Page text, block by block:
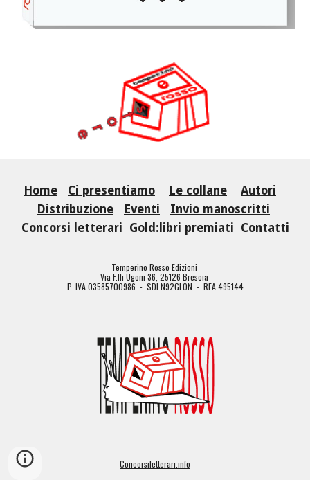
Home Ci presentiamo Le collane
Autori
Distribuzione
Eventi
Invio manoscritti
Concorsi letterari Gold:libri premiati Contatti
Temperino Rosso Edizioni
Via F.lli Ugoni 36, 25126 Brescia
P. IVA 03585700986 - SDI N92GLON - REA 495144
Concorsiletterari.info